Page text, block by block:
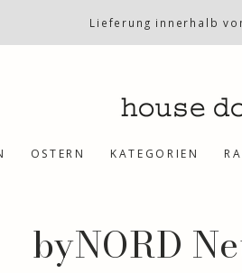
Lieferung innerhalb
OSTERN KATEGORIEN
Kollektion:
byNORD